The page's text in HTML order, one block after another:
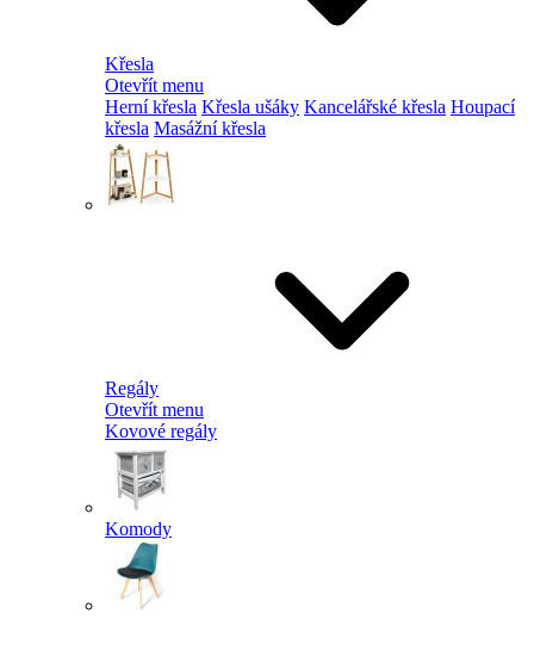
Křesla
Otevřít menu
Herní křesla Křesla ušáky Kancelářské křesla Houpací
křesla Masážní křesla
Regály
Otevřít menu
Kovové regály
Komody